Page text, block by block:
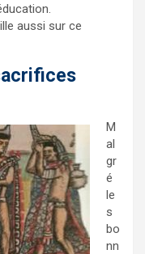
aussi sur ce
M
al
gr
é
le
s
bo
nn